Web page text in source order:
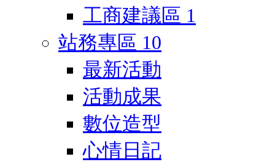
工商建議區 1
站務專區 10
最新活動
活動成果
數位造型
心情日記